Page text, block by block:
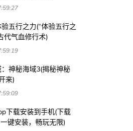
五行之力(“体验五行之
气血修行术)
神秘海域3(揭秘神秘
来)
下载安装到手机(下载
键安装，畅玩无限)